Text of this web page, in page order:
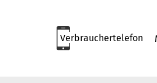
Verbrauchertelefon